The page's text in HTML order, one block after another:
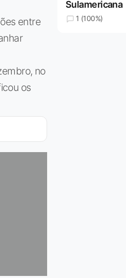
entre
no
os
Sulamericana
1 (100%)